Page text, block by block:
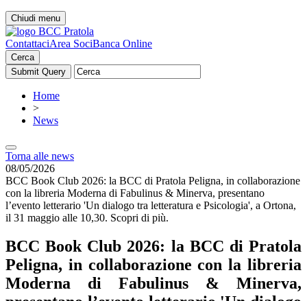
Chiudi menu
ContattaciArea SociBanca Online
Cerca
Home
>
News
Torna alle news
08/05/2026
BCC Book Club 2026: la BCC di Pratola Peligna, in collaborazione
con la libreria Moderna di Fabulinus & Minerva, presentano
l’evento letterario 'Un dialogo tra letteratura e Psicologia', a Ortona,
il 31 maggio alle 10,30. Scopri di più.
BCC Book Club 2026: la BCC di Pratola
Peligna, in collaborazione con la libreria
Moderna di Fabulinus & Minerva,